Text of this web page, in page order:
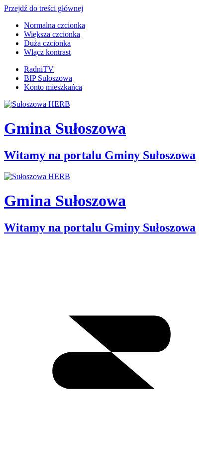
Przejdź do treści głównej
Normalna czcionka
Większa czcionka
Duża czcionka
Włącz kontrast
RadniTV
BIP Sułoszowa
Konto mieszkańca
Gmina Sułoszowa
Witamy na portalu Gminy Sułoszowa
Gmina Sułoszowa
Witamy na portalu Gminy Sułoszowa